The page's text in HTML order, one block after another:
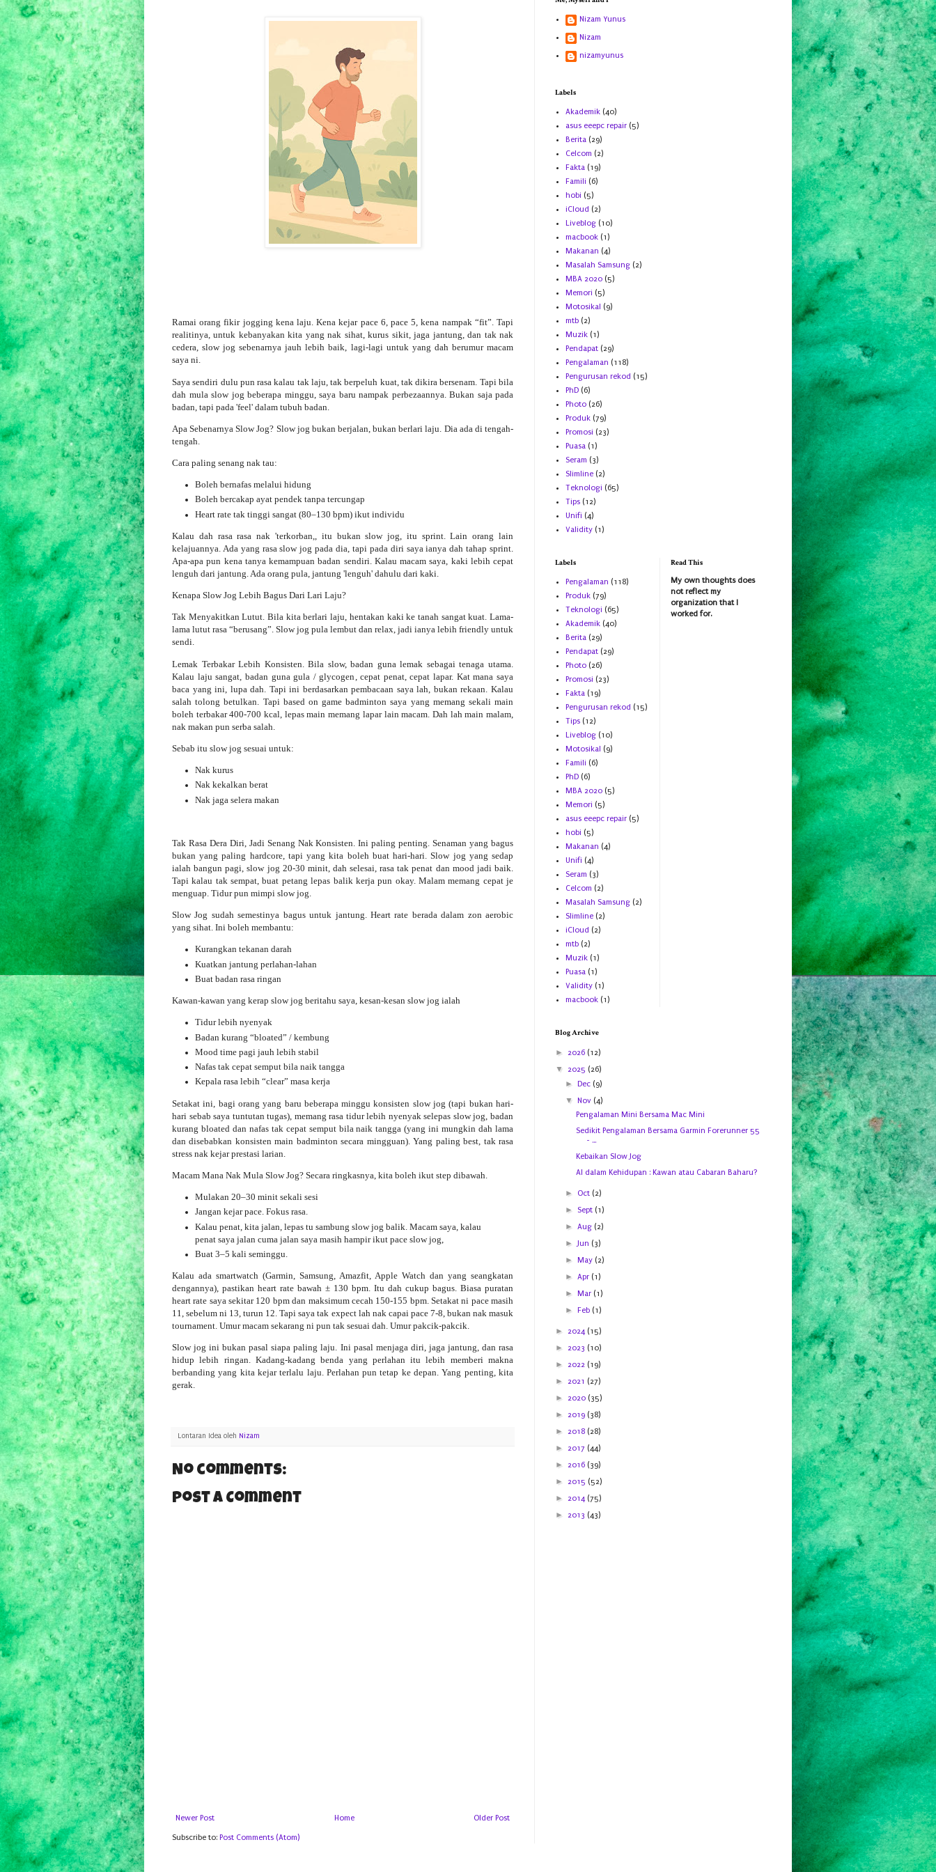
Ramai orang fikir jogging kena laju. Kena kejar pace 6, pace 5, kena nampak “fit”. Tapi
realitinya, untuk kebanyakan kita yang nak sihat, kurus sikit, jaga jantung, dan tak nak
cedera, slow jog sebenarnya jauh lebih baik, lagi-lagi untuk yang dah berumur macam
saya ni.
Saya sendiri dulu pun rasa kalau tak laju, tak berpeluh kuat, tak dikira bersenam. Tapi bila
dah mula slow jog beberapa minggu, saya baru nampak perbezaannya. Bukan saja pada
badan, tapi pada 'feel' dalam tubuh badan.
Apa Sebenarnya Slow Jog? Slow jog bukan berjalan, bukan berlari laju. Dia ada di tengah-
tengah.
Cara paling senang nak tau:
Boleh bernafas melalui hidung
Boleh bercakap ayat pendek tanpa tercungap
Heart rate tak tinggi sangat (80–130 bpm) ikut individu
Kalau dah rasa rasa nak 'terkorban,, itu bukan slow jog, itu sprint. Lain orang lain
kelajuannya. Ada yang rasa slow jog pada dia, tapi pada diri saya ianya dah tahap sprint.
Apa-apa pun kena tanya kemampuan badan sendiri. Kalau macam saya, kaki lebih cepat
lenguh dari jantung. Ada orang pula, jantung 'lenguh' dahulu dari kaki.
Kenapa Slow Jog Lebih Bagus Dari Lari Laju?
Tak Menyakitkan Lutut. Bila kita berlari laju, hentakan kaki ke tanah sangat kuat. Lama-
lama lutut rasa “berusang”. Slow jog pula lembut dan relax, jadi ianya lebih friendly untuk
sendi.
Lemak Terbakar Lebih Konsisten. Bila slow, badan guna lemak sebagai tenaga utama.
Kalau laju sangat, badan guna gula / glycogen, cepat penat, cepat lapar. Kat mana saya
baca yang ini, lupa dah. Tapi ini berdasarkan pembacaan saya lah, bukan rekaan. Kalau
salah tolong betulkan. Tapi based on game badminton saya yang memang sekali main
boleh terbakar 400-700 kcal, lepas main memang lapar lain macam. Dah lah main malam,
nak makan pun serba salah.
Sebab itu slow jog sesuai untuk:
Nak kurus
Nak kekalkan berat
Nak jaga selera makan
Tak Rasa Dera Diri, Jadi Senang Nak Konsisten. Ini paling penting. Senaman yang bagus
bukan yang paling hardcore, tapi yang kita boleh buat hari-hari. Slow jog yang sedap
ialah bangun pagi, slow jog 20-30 minit, dah selesai, rasa tak penat dan mood jadi baik.
Tapi kalau tak sempat, buat petang lepas balik kerja pun okay. Malam memang cepat je
menguap. Tidur pun mimpi slow jog.
Slow Jog sudah semestinya bagus untuk jantung. Heart rate berada dalam zon aerobic
yang sihat. Ini boleh membantu:
Kurangkan tekanan darah
Kuatkan jantung perlahan-lahan
Buat badan rasa ringan
Kawan-kawan yang kerap slow jog beritahu saya, kesan-kesan slow jog ialah
Tidur lebih nyenyak
Badan kurang “bloated” / kembung
Mood time pagi jauh lebih stabil
Nafas tak cepat semput bila naik tangga
Kepala rasa lebih “clear” masa kerja
Setakat ini, bagi orang yang baru beberapa minggu konsisten slow jog (tapi bukan hari-
hari sebab saya tuntutan tugas), memang rasa tidur lebih nyenyak selepas slow jog, badan
kurang bloated dan nafas tak cepat semput bila naik tangga (yang ini mungkin dah lama
dan disebabkan konsisten main badminton secara mingguan). Yang paling best, tak rasa
stress nak kejar prestasi larian.
Macam Mana Nak Mula Slow Jog? Secara ringkasnya, kita boleh ikut step dibawah.
Mulakan 20–30 minit sekali sesi
Jangan kejar pace. Fokus rasa.
Kalau penat, kita jalan, lepas tu sambung slow jog balik. Macam saya, kalau
penat saya jalan cuma jalan saya masih hampir ikut pace slow jog,
Buat 3–5 kali seminggu.
Kalau ada smartwatch (Garmin, Samsung, Amazfit, Apple Watch dan yang seangkatan
dengannya), pastikan heart rate bawah ± 130 bpm. Itu dah cukup bagus. Biasa puratan
heart rate saya sekitar 120 bpm dan maksimum cecah 150-155 bpm. Setakat ni pace masih
11, sebelum ni 13, turun 12. Tapi saya tak expect lah nak capai pace 7-8, bukan nak masuk
tournament. Umur macam sekarang ni pun tak sesuai dah. Umur pakcik-pakcik.
Slow jog ini bukan pasal siapa paling laju. Ini pasal menjaga diri, jaga jantung, dan rasa
hidup lebih ringan. Kadang-kadang benda yang perlahan itu lebih memberi makna
berbanding yang kita kejar terlalu laju. Perlahan pun tetap ke depan. Yang penting, kita
gerak.
Lontaran Idea oleh Nizam
No comments:
Post a Comment
Newer Post Older Post
Home
Subscribe to: Post Comments (Atom)
Nizam Yunus
Nizam
nizamyunus
Labels
Akademik (40)
asus eeepc repair (5)
Berita (29)
Celcom (2)
Fakta (19)
Famili (6)
hobi (5)
iCloud (2)
Liveblog (10)
macbook (1)
Makanan (4)
Masalah Samsung (2)
MBA 2020 (5)
Memori (5)
Motosikal (9)
mtb (2)
Muzik (1)
Pendapat (29)
Pengalaman (118)
Pengurusan rekod (15)
PhD (6)
Photo (26)
Produk (79)
Promosi (23)
Puasa (1)
Seram (3)
Slimline (2)
Teknologi (65)
Tips (12)
Unifi (4)
Validity (1)
Labels
Pengalaman (118)
Produk (79)
Teknologi (65)
Akademik (40)
Berita (29)
Pendapat (29)
Photo (26)
Promosi (23)
Fakta (19)
Pengurusan rekod (15)
Tips (12)
Liveblog (10)
Motosikal (9)
Famili (6)
PhD (6)
MBA 2020 (5)
Memori (5)
asus eeepc repair (5)
hobi (5)
Makanan (4)
Unifi (4)
Seram (3)
Celcom (2)
Masalah Samsung (2)
Slimline (2)
iCloud (2)
mtb (2)
Muzik (1)
Puasa (1)
Validity (1)
macbook (1)
Read This
My own thoughts does
not reflect my
organization that I
worked for.
Blog Archive
►
2026 (12)
▼ 2025 (26)
►Dec (9)
▼Nov (4)
Pengalaman Mini Bersama Mac Mini
Sedikit Pengalaman Bersama Garmin Forerunner 55
- ...
Kebaikan Slow Jog
AI dalam Kehidupan : Kawan atau Cabaran Baharu?
► Oct (2)
► Sept (1)
►Aug (2)
►Jun (3)
►May (2)
►Apr (1)
►Mar (1)
►Feb (1)
► 2024 (15)
► 2023 (10)
► 2022 (19)
► 2021 (27)
► 2020 (35)
► 2019 (38)
► 2018 (28)
► 2017 (44)
► 2016 (39)
► 2015 (52)
► 2014 (75)
► 2013 (43)